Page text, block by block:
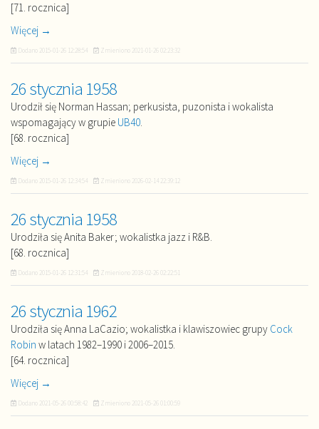
[71. rocznica]
Więcej →
Dodano 2015-01-26 12:28:54 Zmieniono 2021-01-26 02:23:32
26 stycznia 1958
Urodził się Norman Hassan; perkusista, puzonista i wokalista
wspomagający w grupie UB40.
[68. rocznica]
Więcej →
Dodano 2015-01-26 12:34:54 Zmieniono 2026-02-14 22:39:12
26 stycznia 1958
Urodziła się Anita Baker; wokalistka jazz i R&B.
[68. rocznica]
Dodano 2015-01-26 12:31:54 Zmieniono 2018-02-26 02:22:51
26 stycznia 1962
Urodziła się Anna LaCazio; wokalistka i klawiszowiec grupy Cock
Robin w latach 1982–1990 i 2006–2015.
[64. rocznica]
Więcej →
Dodano 2021-05-26 00:58:42 Zmieniono 2021-05-26 01:00:59